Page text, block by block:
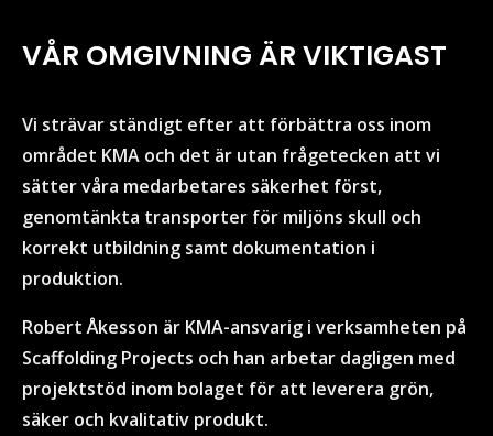
VÅR OMGIVNING ÄR VIKTIGAST
Vi strävar ständigt efter att förbättra oss inom
området KMA och det är utan frågetecken att vi
sätter våra medarbetares säkerhet först,
genomtänkta transporter för miljöns skull och
korrekt utbildning samt dokumentation i
produktion.
Robert Åkesson är KMA-ansvarig i verksamheten på
Scaffolding Projects och han arbetar dagligen med
projektstöd inom bolaget för att leverera grön,
säker och kvalitativ produkt.